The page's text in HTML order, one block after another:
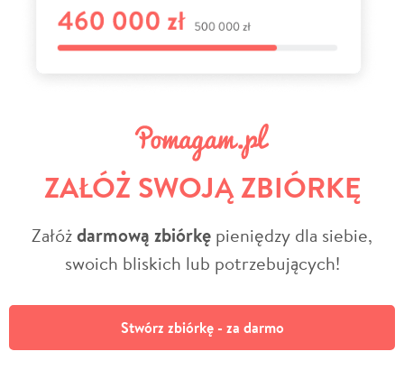
ZAŁÓŻ SWOJĄ ZBIÓRKĘ
Załóżdarmową zbiórkę pieniędzy dla siebie,
swoich bliskich lub potrzebujących!
Stwórz zbiórkę - za darmo